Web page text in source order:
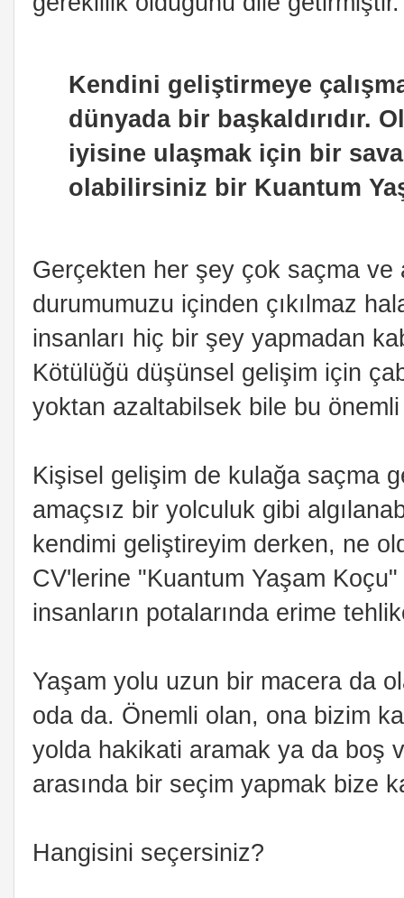
Kendini geliştirmeye
dünyada bir başkaldırıdır.
iyisine ulaşmak için bir
olabilirsiniz bir Kuantum
Gerçekten her şey çok saçma ve
durumumuzu içinden çıkılmaz
insanları hiç bir şey yapmadan
Kötülüğü düşünsel gelişim için
yoktan azaltabilsek bile bu
Kişisel gelişim de kulağa saçma
amaçsız bir yolculuk gibi
kendimi geliştireyim derken, ne
CV'lerine "Kuantum Yaşam
insanların potalarında erime
Yaşam yolu uzun bir macera da
oda da. Önemli olan, ona bizim
yolda hakikati aramak ya da boş
arasında bir seçim yapmak bize
Hangisini seçersiniz?